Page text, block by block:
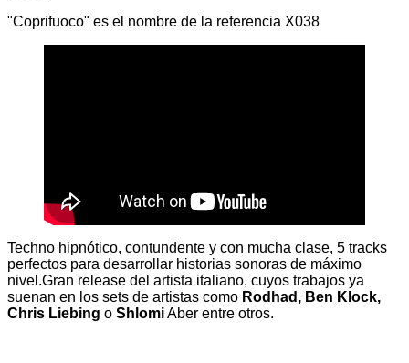
"Coprifuoco" es el nombre de la referencia X038
Techno hipnótico, contundente y con mucha clase, 5 tracks
perfectos para desarrollar historias sonoras de máximo
nivel.Gran release del artista italiano, cuyos trabajos ya
suenan en los sets de artistas como Rodhad, Ben Klock,
Chris Liebing o ShlomiAber entre otros.